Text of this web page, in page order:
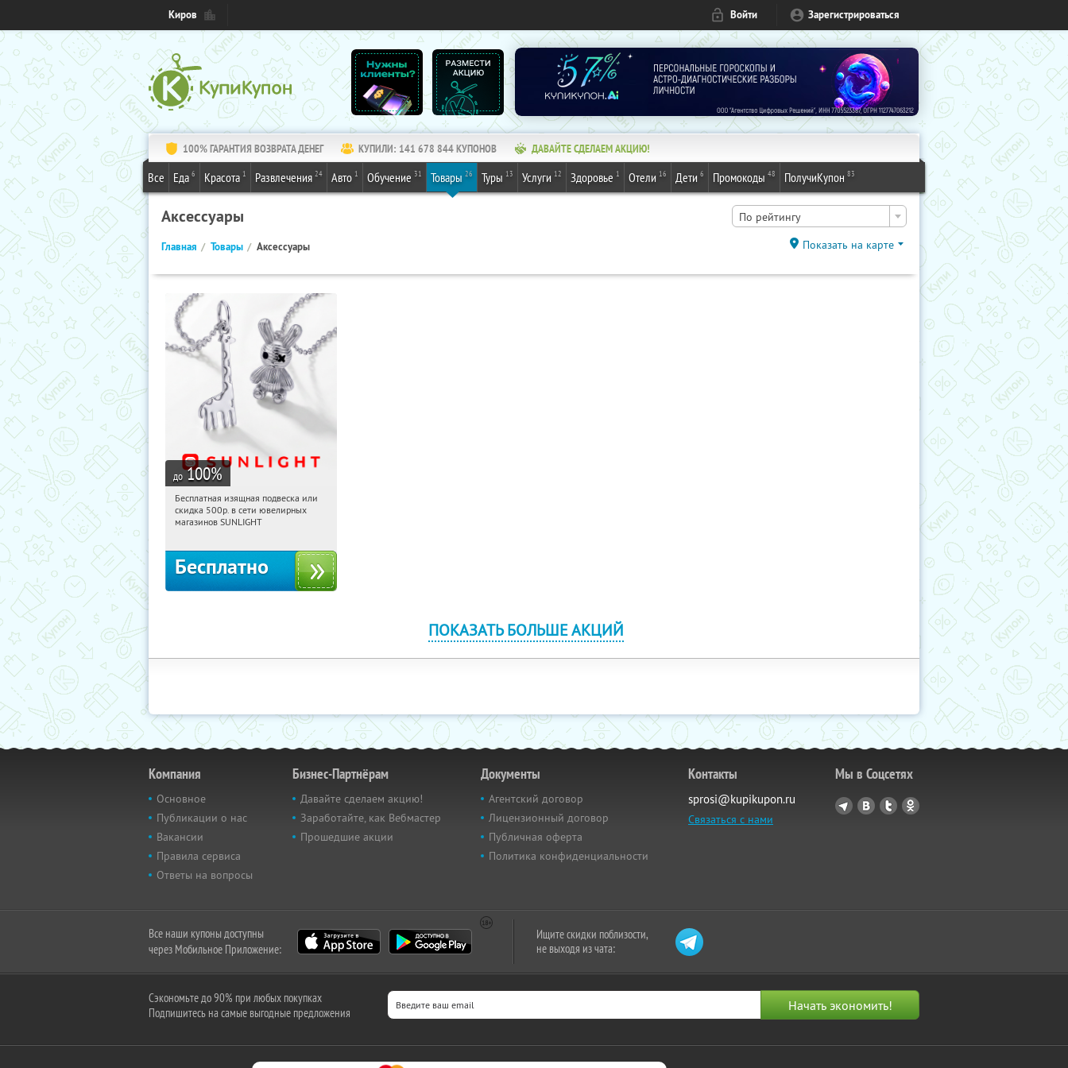
Киров Войти Зарегистрироваться
100% ГАРАНТИЯ ВОЗВРАТА ДЕНЕГ КУПИЛИ: 141 678 844КУПОНОВ ДАВАЙТЕ СДЕЛАЕМ АКЦИЮ!
Все Еда 6 Красота 1 Развлечения 24 Авто 1 Обучение 31 Товары 26 Туры 13 Услуги 12 Здоровье 1 Отели 16 Дети 6 Промокоды 48 ПолучиКупон 83
Аксессуары По рейтингу
Главная Товары Аксессуары Показать на карте
до 100%
03:11:18 Получили:
Россия
Бесплатная изящная подвеска или
скидка 500р. в сети ювелирных
магазинов SUNLIGHT
Бесплатно
ПОКАЗАТЬ БОЛЬШЕ АКЦИЙ
Компания
Основное
Публикации о нас
Вакансии
Правила сервиса
Ответы на вопросы
Бизнес-Партнёрам
Давайте сделаем акцию!
Заработайте, как Вебмастер
Прошедшие акции
Документы
Агентский договор
Лицензионный договор
Публичная оферта
Политика конфиденциальности
Контакты
sprosi@kupikupon.ru
Связаться с нами
Мы в Соцсетях
Все наши купоны доступны
через Мобильное Приложение:
Ищите скидки поблизости,
не выходя из чата:
Сэкономьте до 90% при любых покупках
Подпишитесь на самые выгодные предложения